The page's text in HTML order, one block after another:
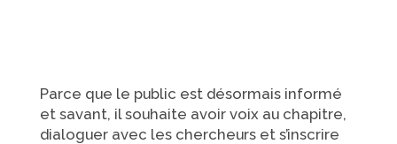
Parce que le public est désormais informé
et savant, il souhaite avoir voix au chapitre,
dialoguer avec les chercheurs et s’inscrire